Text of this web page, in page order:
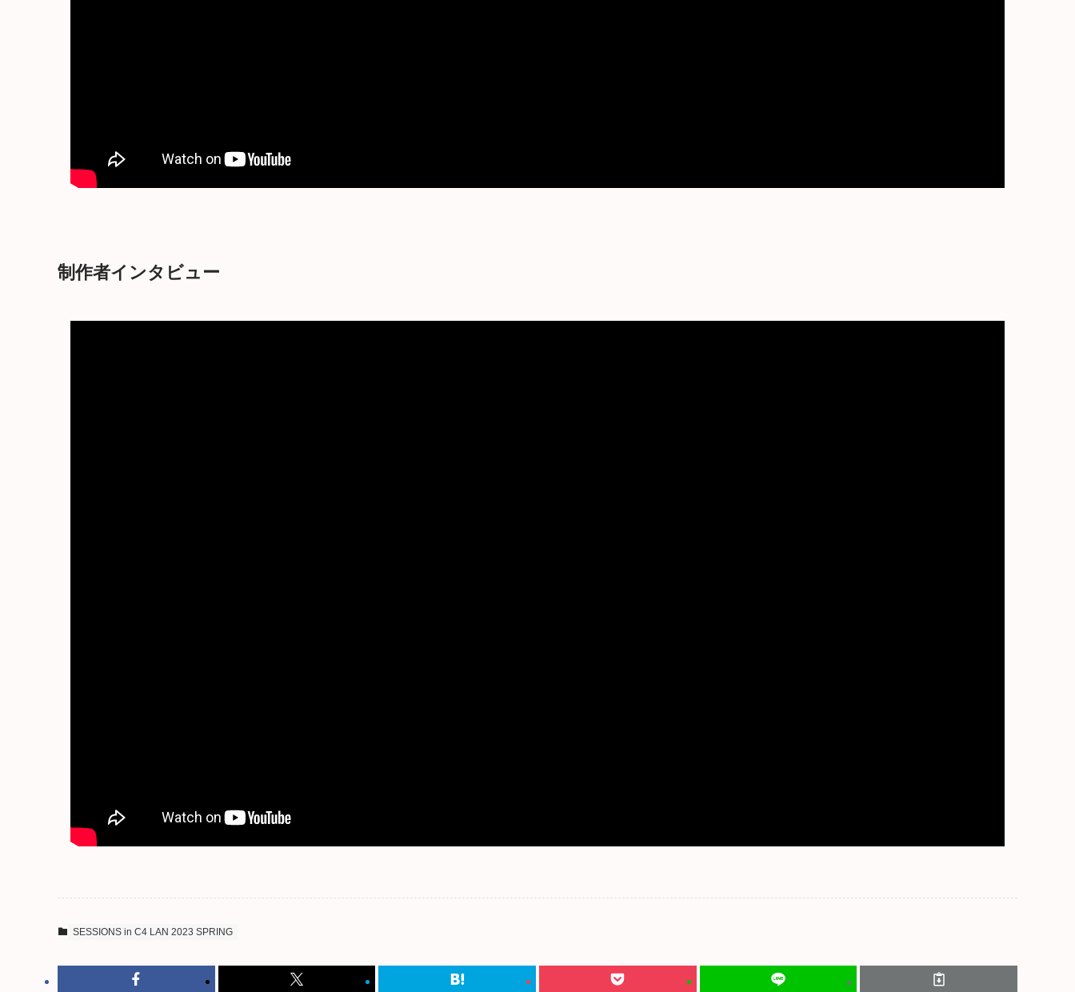
制作者インタビュー
SESSIONS in C4 LAN 2023 SPRING